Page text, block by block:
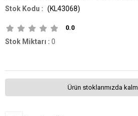
(KL43068)
0.0
Stok Miktarı : 0
Ürün stoklarımızda